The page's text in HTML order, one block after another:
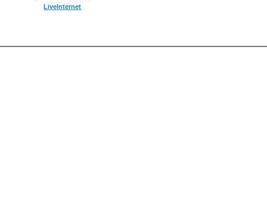
LiveInternet